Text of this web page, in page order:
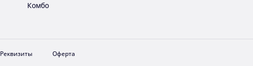
Комбо
Реквизиты Оферта